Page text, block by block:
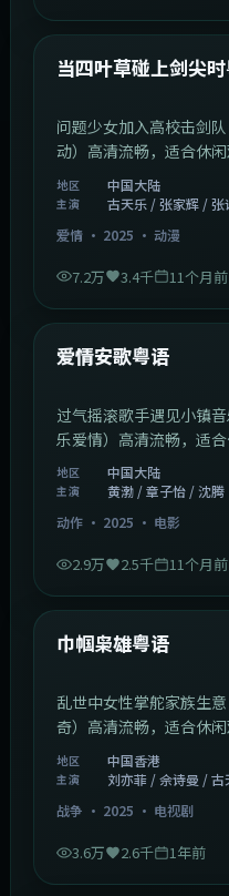
最新
当四叶草碰上剑尖
问题少女加入高校击剑
动）高清流畅，适合休闲
地区 中国大陆
主演
古天乐 / 张家辉 / 张
爱情· 2025 · 动漫
7.2万 3.4千 11个月前
最新
爱情安歌粤语
过气摇滚歌手遇见小镇
乐爱情）高清流畅，适合
地区 中国大陆
主演
黄渤 / 章子怡 / 沈腾
动作· 2025 · 电影
2.9万 2.5千 11个月前
最新
巾帼枭雄粤语
乱世中女性掌舵家族生
奇）高清流畅，适合休闲
地区 中国香港
主演
刘亦菲 / 佘诗曼 / 古
战争 · 2025 · 电视剧
3.6万 2.6千 1年前